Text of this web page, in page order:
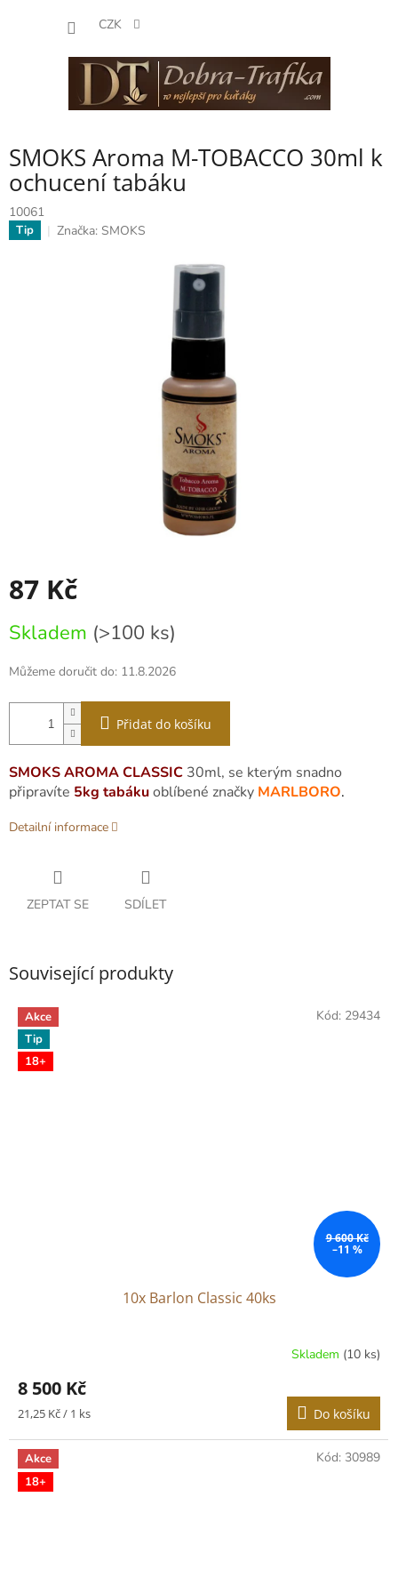
CZK
SMOKS Aroma M-TOBACCO 30ml k
ochucení tabáku
10061
Tip Značka: SMOKS
87 Kč
cena:
Skladem (>100 ks)
Můžeme doručit do: 11.8.2026
Přidat do košíku
SMOKS AROMA CLASSIC 30ml, se kterým snadno
připravíte 5kg tabákuoblíbené značky MARLBORO.
Detailní informace
ZEPTAT SE SDÍLET
Související produkty
Akce
Tip
18+
9 600 Kč
–11 %
10x Barlon Classic 40ks
Skladem (10 ks)
8 500 Kč
Měrná
21,25 Kč / 1 ks Do košíku
Kód: 29434
Akce
18+
Kód: 30989